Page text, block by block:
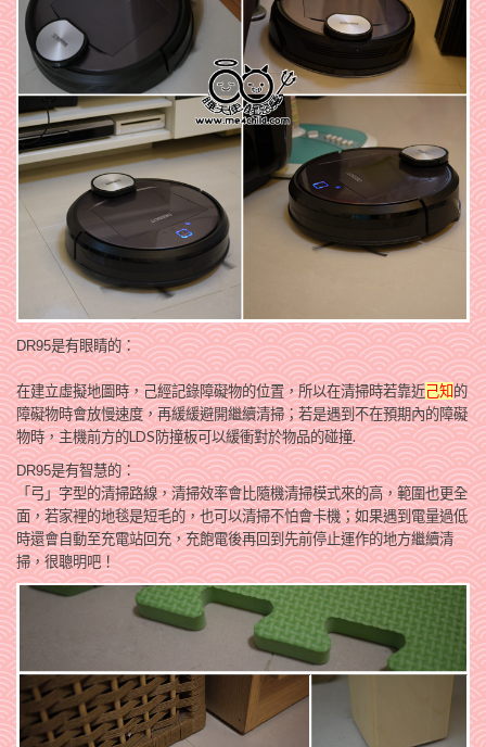
DR95是有眼睛的：
在建立虛擬地圖時，己經記錄障礙物的位置，所以在清掃時若靠近己知的
障礙物時會放慢速度，再緩緩避開繼續清掃；若是遇到不在預期內的障礙
物時，主機前方的LDS防撞板可以緩衝對於物品的碰撞.
DR95是有智慧的：
「弓」字型的清掃路線，清掃效率會比隨機清掃模式來的高，範圍也更全
面，若家裡的地毯是短毛的，也可以清掃不怕會卡機；如果遇到電量過低
時還會自動至充電站回充，充飽電後再回到先前停止運作的地方繼續清
掃，很聰明吧！